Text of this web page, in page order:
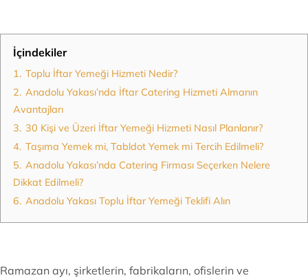
İçindekiler
1. Toplu İftar Yemeği Hizmeti Nedir?
2. Anadolu Yakası’nda İftar Catering Hizmeti Almanın
Avantajları
3. 30 Kişi ve Üzeri İftar Yemeği Hizmeti Nasıl Planlanır?
4. Taşıma Yemek mi, Tabldot Yemek mi Tercih Edilmeli?
5. Anadolu Yakası’nda Catering Firması Seçerken Nelere
Dikkat Edilmeli?
6. Anadolu Yakası Toplu İftar Yemeği Teklifi Alın
Ramazan ayı, şirketlerin, fabrikaların, ofislerin ve